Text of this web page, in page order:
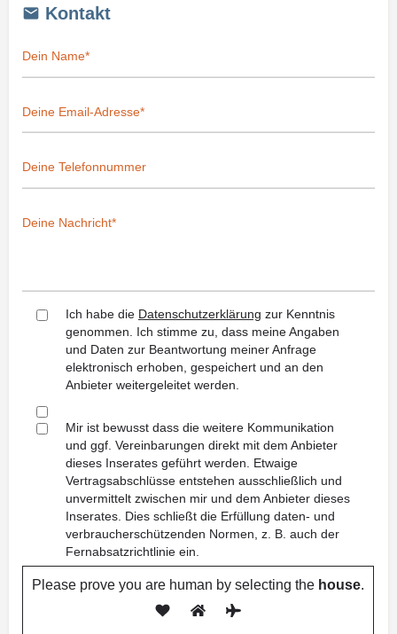
Kontakt
Ich habe die Datenschutzerklärung zur Kenntnis
genommen. Ich stimme zu, dass meine Angaben
und Daten zur Beantwortung meiner Anfrage
elektronisch erhoben, gespeichert und an den
Anbieter weitergeleitet werden.
Mir ist bewusst dass die weitere Kommunikation
und ggf. Vereinbarungen direkt mit dem Anbieter
dieses Inserates geführt werden. Etwaige
Vertragsabschlüsse entstehen ausschließlich und
unvermittelt zwischen mir und dem Anbieter dieses
Inserates. Dies schließt die Erfüllung daten- und
verbraucherschützenden Normen, z. B. auch der
Fernabsatzrichtlinie ein.
Please prove you are human by selecting the house.